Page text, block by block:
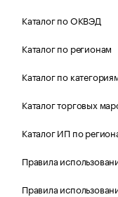
Каталог по ОКВЭД
Каталог по регионам
Каталог по
Каталог торговых
Каталог ИП по
Правила
Правила